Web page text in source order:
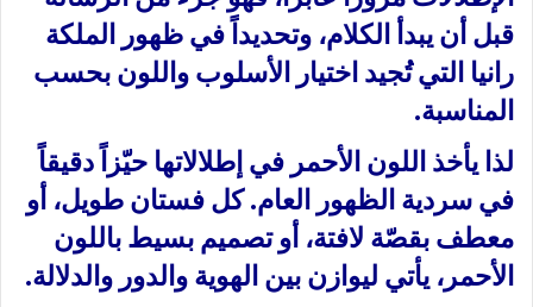
قبل أن يبدأ الكلام، وتحديداً في ظهور الملكة
رانيا التي تُجيد اختيار الأسلوب واللون بحسب
المناسبة.
لذا يأخذ اللون الأحمر في إطلالاتها حيّزاً دقيقاً
في سردية الظهور العام. كل فستان طويل، أو
معطف بقصّة لافتة، أو تصميم بسيط باللون
الأحمر، يأتي ليوازن بين الهوية والدور والدلالة.